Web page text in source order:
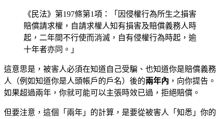
《民法》第197條第1項：「因侵權行為所生之損害
賠償請求權，自請求權人知有損害及賠償義務人時
起，二年間不行使而消滅，自有侵權行為時起，逾
十年者亦同。」
這意思是，被害人必須在知道自己受騙、也知道你是賠償義務
人（例如知道你是人頭帳戶的戶名）後的兩年內 ，向你提告。
如果超過兩年，你就可能可以主張時效已過，拒絕賠償。
但要注意，這個「兩年」的計算，是要從被害人「知悉」你的